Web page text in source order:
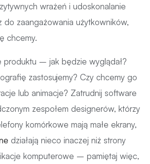
wrażeń i udoskonalanie
do zaangażowania użytkowników,
chcemy.
produktu – jak będzie wyglądał?
zastosujemy? Czy chcemy go
lub animacje? Zatrudnij software
zespołem designerów, którzy
komórkowe mają małe ekrany,
działają nieco inaczej niż strony
komputerowe – pamiętaj więc,